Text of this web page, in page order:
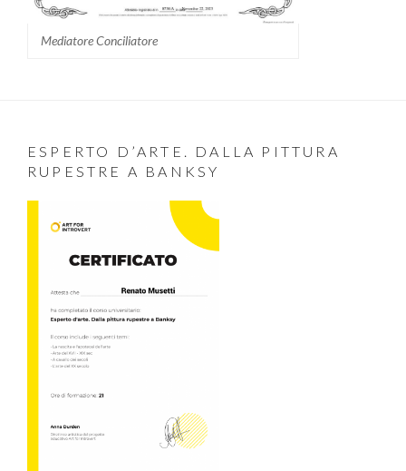
Mediatore Conciliatore
ESPERTO D’ARTE. DALLA PITTURA
RUPESTRE A BANKSY